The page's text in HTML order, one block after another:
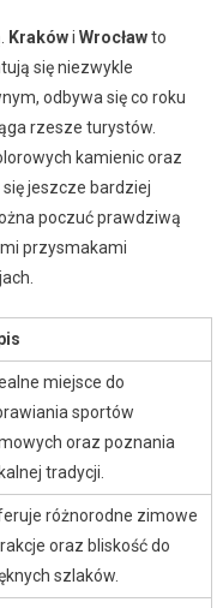
Krakówi Wrocławto
się niezwykle
odbywa się co roku
rzesze turystów.
kamienic oraz
jeszcze bardziej
poczuć prawdziwą
przysmakami
miejsce do
sportów
oraz poznania
tradycji.
różnorodne zimowe
oraz bliskość do
szlaków.